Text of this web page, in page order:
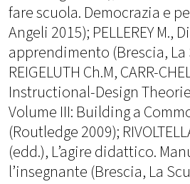
fare scuola. Democrazia e
Angeli 2015); PELLEREY M.,
apprendimento (Brescia, La
REIGELUTH Ch.M, CARR-
Instructional-Design
Volume III: Building a
(Routledge 2009);
(edd.), L’agire didattico.
l’insegnante (Brescia, La